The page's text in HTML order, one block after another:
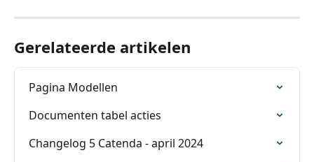
Gerelateerde artikelen
Pagina Modellen
Documenten tabel acties
Changelog 5 Catenda - april 2024